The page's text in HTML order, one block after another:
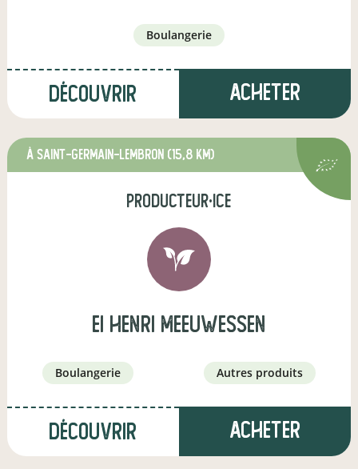
boulangerie
Découvrir Acheter
à Saint-Germain-Lembron (15,8 km)
producteur·ice
EI Henri Meeuwessen
boulangerie autres produits
Découvrir Acheter